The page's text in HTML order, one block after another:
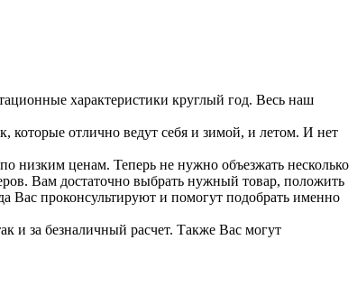
характеристики круглый год. Весь наш
которые отлично ведут себя и зимой, и летом. И нет
ценам. Теперь не нужно объезжать несколько
Вам достаточно выбрать нужный товар, положить
Вас проконсультируют и помогут подобрать именно
и за безналичный расчет. Также Вас могут